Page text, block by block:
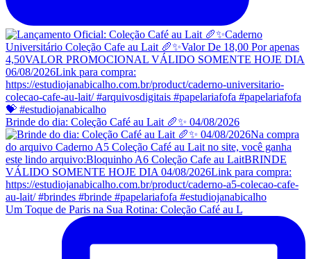
Brinde do dia: Coleção Café au Lait 🥖✨ 04/08/2026
Um Toque de Paris na Sua Rotina: Coleção Café au L